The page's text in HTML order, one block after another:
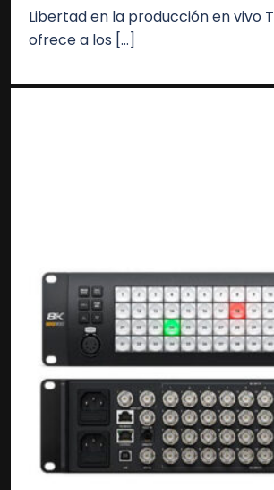
Libertad en la producción en vivo
ofrece a los […]